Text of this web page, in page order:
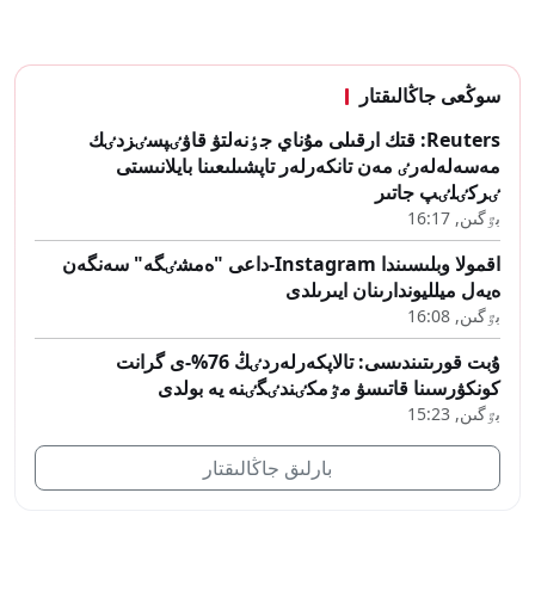
سوڭعى جاڭالىقتار
Reuters: قتك ارقىلى مۇناي جٶنەلتۋ قاۋٸپسٸزدٸك
مەسەلەلەرٸ مەن تانكەرلەر تاپشىلىعىنا بايلانىستى
ٸركٸلٸپ جاتىر
بٷگىن, 16:17
اقمولا وبلىسىندا Instagram-داعى "ەمشٸگە" سەنگەن
ەيەل ميلليوندارىنان ايىرىلدى
بٷگىن, 16:08
ۇبت قورىتىندىسى: تالاپكەرلەردٸڭ 76%-ى گرانت
كونكۋرسىنا قاتىسۋ مٷمكٸندٸگٸنە يە بولدى
بٷگىن, 15:23
بارلىق جاڭالىقتار